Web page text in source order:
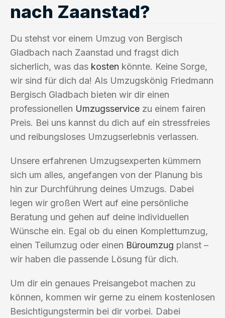
nach Zaanstad?
Du stehst vor einem Umzug von Bergisch
Gladbach nach Zaanstad und fragst dich
sicherlich, was das kosten könnte. Keine Sorge,
wir sind für dich da! Als Umzugskönig Friedmann
Bergisch Gladbach bieten wir dir einen
professionellen Umzugsservice zu einem fairen
Preis. Bei uns kannst du dich auf ein stressfreies
und reibungsloses Umzugserlebnis verlassen.
Unsere erfahrenen Umzugsexperten kümmern
sich um alles, angefangen von der Planung bis
hin zur Durchführung deines Umzugs. Dabei
legen wir großen Wert auf eine persönliche
Beratung und gehen auf deine individuellen
Wünsche ein. Egal ob du einen Komplettumzug,
einen Teilumzug oder einen Büroumzug planst –
wir haben die passende Lösung für dich.
Um dir ein genaues Preisangebot machen zu
können, kommen wir gerne zu einem kostenlosen
Besichtigungstermin bei dir vorbei. Dabei